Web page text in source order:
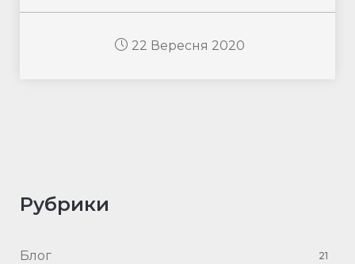
22 Вересня 2020
Рубрики
Блог 21